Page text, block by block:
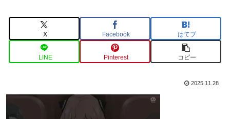
X Facebook はてブ
LINE Pinterest コピー
2025.11.28